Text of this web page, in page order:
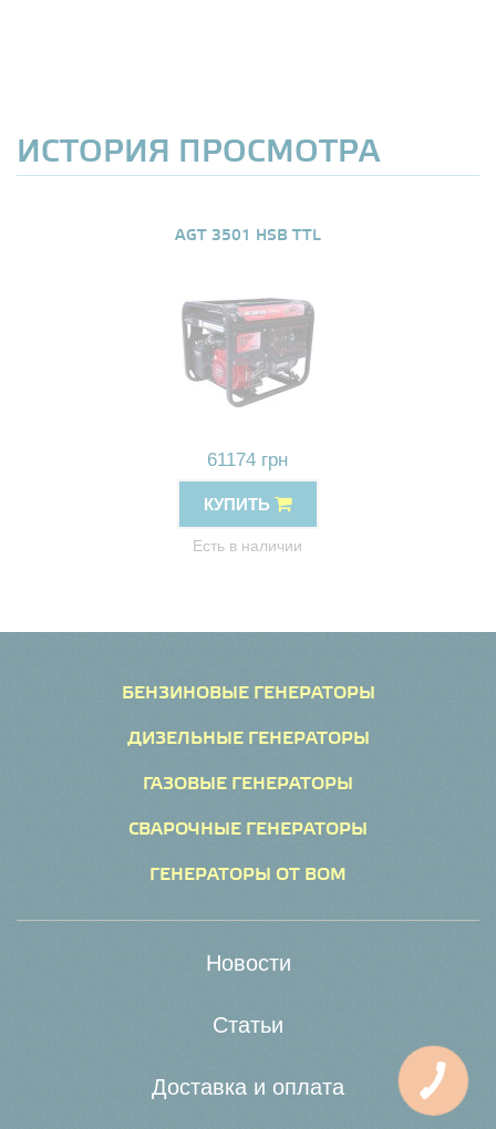
ИСТОРИЯ ПРОСМОТРА
AGT 3501 HSB TTL
61174 грн
КУПИТЬ
Есть в наличии
БЕНЗИНОВЫЕ ГЕНЕРАТОРЫ
ДИЗЕЛЬНЫЕ ГЕНЕРАТОРЫ
ГАЗОВЫЕ ГЕНЕРАТОРЫ
СВАРОЧНЫЕ ГЕНЕРАТОРЫ
ГЕНЕРАТОРЫ ОТ ВОМ
Новости
Статьи
Доставка и оплата